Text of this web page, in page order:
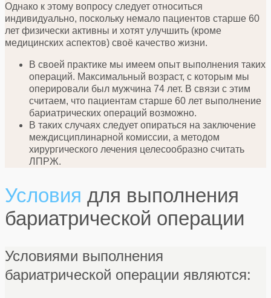
Однако к этому вопросу следует относиться
индивидуально, поскольку немало пациентов старше 60
лет физически активны и хотят улучшить (кроме
медицинских аспектов) своё качество жизни.
В своей практике мы имеем опыт выполнения таких
операций. Максимальный возраст, с которым мы
оперировали был мужчина 74 лет. В связи с этим
считаем, что пациентам старше 60 лет выполнение
бариатрических операций возможно.
В таких случаях следует опираться на заключение
междисциплинарной комиссии, а методом
хирургического лечения целесообразно считать
ЛПРЖ.
Условия для выполнения
бариатрической операции
Условиями выполнения
бариатрической операции являются: